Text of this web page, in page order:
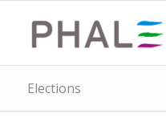
Elections